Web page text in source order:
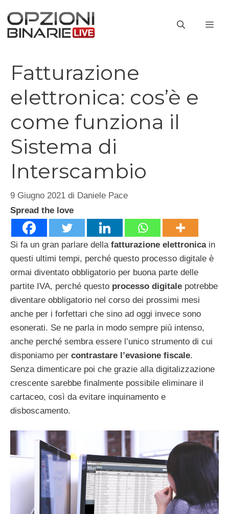
contenuto
Fatturazione
elettronica: cos’è e
come funziona il
Sistema di
Interscambio
9 Giugno 2021 di Daniele Pace
Spread the love
Si fa un gran parlare della fatturazione elettronicain
questi ultimi tempi, perché questo processo digitale è
ormai diventato obbligatorio per buona parte delle
partite IVA, perché questo processo digitale potrebbe
diventare obbligatorio nel corso dei prossimi mesi
anche per i forfettari che sino ad oggi invece sono
esonerati. Se ne parla in modo sempre più intenso,
anche perché sembra essere l’unico strumento di cui
disponiamo per contrastare l’evasione fiscale.
Senza dimenticare poi che grazie alla digitalizzazione
crescente sarebbe finalmente possibile eliminare il
cartaceo, così da evitare inquinamento e
disboscamento.